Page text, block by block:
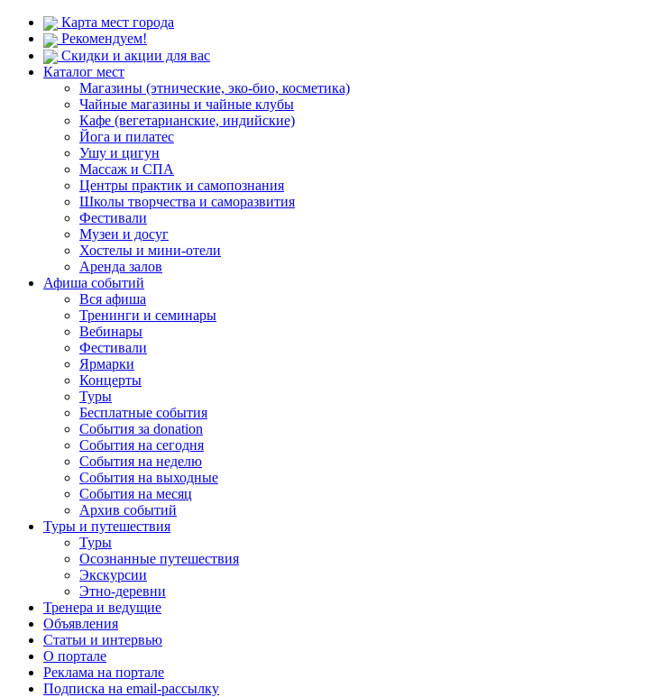
Карта мест города
Рекомендуем!
Скидки и акции для вас
Каталог мест
Магазины (этнические, эко-био, косметика)
Чайные магазины и чайные клубы
Кафе (вегетарианские, индийские)
Йога и пилатес
Ушу и цигун
Массаж и СПА
Центры практик и самопознания
Школы творчества и саморазвития
Фестивали
Музеи и досуг
Хостелы и мини-отели
Аренда залов
Афиша событий
Вся афиша
Тренинги и семинары
Вебинары
Фестивали
Ярмарки
Концерты
Туры
Бесплатные события
События за donation
События на сегодня
События на неделю
События на выходные
События на месяц
Архив событий
Туры и путешествия
Туры
Осознанные путешествия
Экскурсии
Этно-деревни
Тренера и ведущие
Объявления
Статьи и интервью
О портале
Реклама на портале
Подписка на email-рассылку